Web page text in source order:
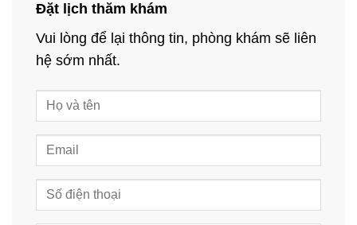
Đặt lịch thăm khám
Vui lòng để lại thông tin, phòng khám sẽ liên
hệ sớm nhất.